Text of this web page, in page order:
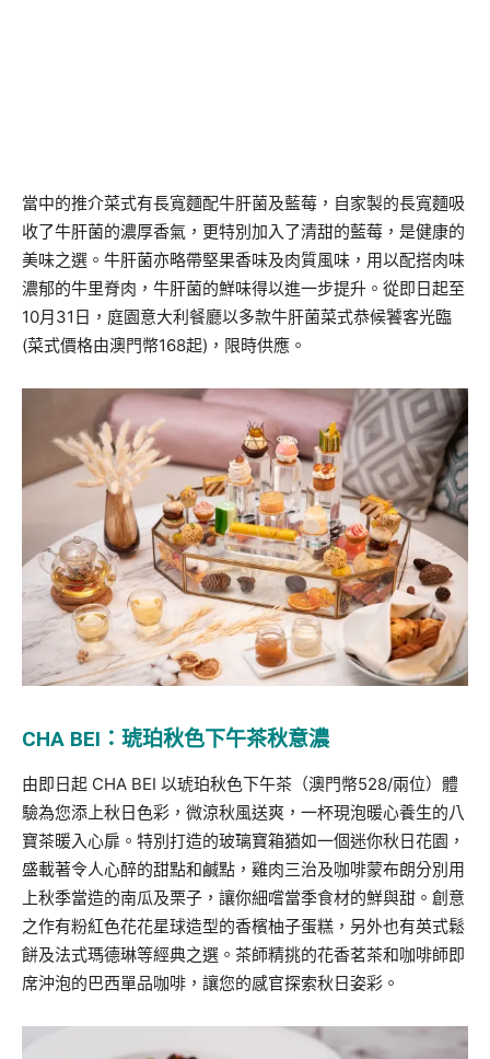
當中的推介菜式有長寬麵配牛肝菌及藍莓，自家製的長寬麵吸
收了牛肝菌的濃厚香氣，更特別加入了清甜的藍莓，是健康的
美味之選。牛肝菌亦略帶堅果香味及肉質風味，用以配搭肉味
濃郁的牛里脊肉，牛肝菌的鮮味得以進一步提升。從即日起至
10月31日，庭園意大利餐廳以多款牛肝菌菜式恭候饕客光臨
(菜式價格由澳門幣168起)，限時供應。
CHA BEI：琥珀秋色下午茶秋意濃
由即日起 CHA BEI 以琥珀秋色下午茶（澳門幣528/兩位）體
驗為您添上秋日色彩，微涼秋風送爽，一杯現泡暖心養生的八
寶茶暖入心扉。特別打造的玻璃寶箱猶如一個迷你秋日花園，
盛載著令人心醉的甜點和鹹點，雞肉三治及咖啡蒙布朗分別用
上秋季當造的南瓜及栗子，讓你細嚐當季食材的鮮與甜。創意
之作有粉紅色花花星球造型的香檳柚子蛋糕，另外也有英式鬆
餅及法式瑪德琳等經典之選。茶師精挑的花香茗茶和咖啡師即
席沖泡的巴西單品咖啡，讓您的感官探索秋日姿彩。